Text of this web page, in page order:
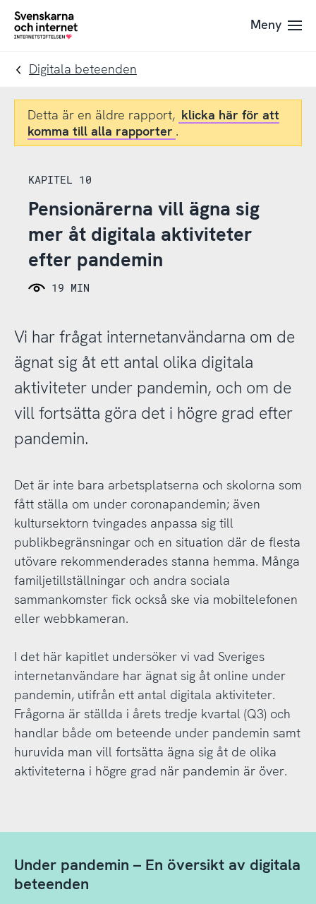
Till
navigation
Till
innehåll
To
Meny
Digitala beteenden
Detta är en äldre rapport, klicka här för att
komma till alla rapporter .
KAPITEL 10
Pensionärerna vill ägna sig
mer åt digitala aktiviteter
efter pandemin
19 MIN
Vi har frågat internetanvändarna om de
ägnat sig åt ett antal olika digitala
aktiviteter under pandemin, och om de
vill fortsätta göra det i högre grad efter
pandemin.
Det är inte bara arbetsplatserna och skolorna som
fått ställa om under coronapandemin; även
kultursektorn tvingades anpassa sig till
publikbegränsningar och en situation där de flesta
utövare rekommenderades stanna hemma. Många
familjetillställningar och andra sociala
sammankomster fick också ske via mobiltelefonen
eller webbkameran.
I det här kapitlet undersöker vi vad Sveriges
internetanvändare har ägnat sig åt online under
pandemin, utifrån ett antal digitala aktiviteter.
Frågorna är ställda i årets tredje kvartal (Q3) och
handlar både om beteende under pandemin samt
huruvida man vill fortsätta ägna sig åt de olika
aktiviteterna i högre grad när pandemin är över.
Under pandemin – En översikt av digitala
beteenden